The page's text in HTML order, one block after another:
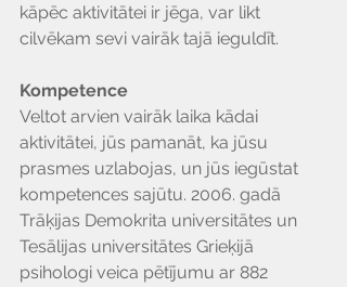
kāpēc aktivitātei ir jēga, var likt
cilvēkam sevi vairāk tajā ieguldīt.
Kompetence
Veltot arvien vairāk laika kādai
aktivitātei, jūs pamanāt, ka jūsu
prasmes uzlabojas, un jūs iegūstat
kompetences sajūtu. 2006. gadā
Trāķijas Demokrita universitātes un
Tesālijas universitātes Grieķijā
psihologi veica pētījumu ar 882